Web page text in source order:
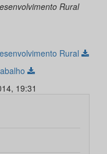
Rural
Rural
19:31